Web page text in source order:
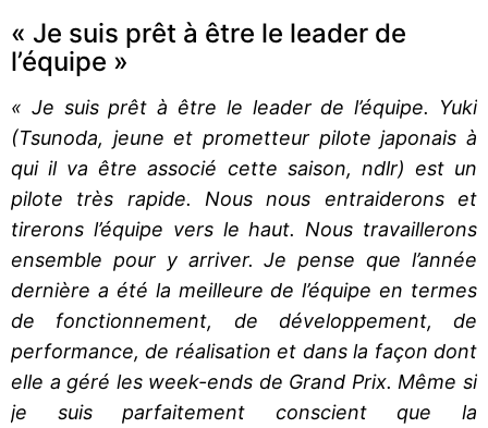
« Je suis prêt à être le leader de
l’équipe »
« Je suis prêt à être le leader de l’équipe. Yuki
(Tsunoda, jeune et prometteur pilote japonais à
qui il va être associé cette saison, ndlr) est un
pilote très rapide. Nous nous entraiderons et
tirerons l’équipe vers le haut. Nous travaillerons
ensemble pour y arriver. Je pense que l’année
dernière a été la meilleure de l’équipe en termes
de fonctionnement, de développement, de
performance, de réalisation et dans la façon dont
elle a géré les week-ends de Grand Prix. Même si
je suis parfaitement conscient que la